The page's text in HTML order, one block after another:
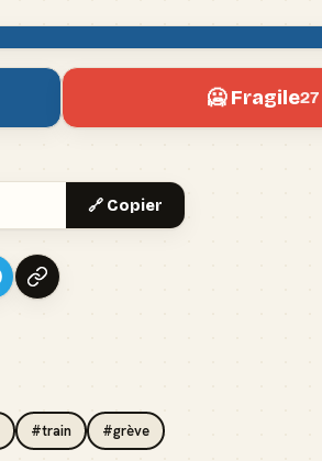
🥶 Fragile27
🔗 Copier
#train #grève